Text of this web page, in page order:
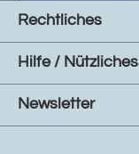
Rechtliches
Hilfe / Nützliches
Newsletter